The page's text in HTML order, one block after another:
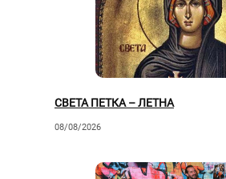
СВЕТА ПЕТКА – ЛЕТНА
08/08/2026